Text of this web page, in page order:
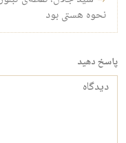
نحوه هستی بود
پاسخ دهید
دیدگاه